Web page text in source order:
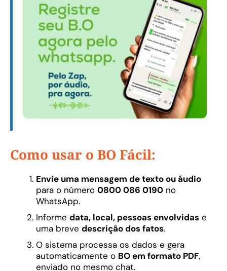
Como usar o BO Fácil:
Envie uma mensagem de texto ou áudio
para o número 0800 086 0190 no
WhatsApp.
Informe data, local, pessoas envolvidas e
uma breve descrição dos fatos.
O sistema processa os dados e gera
automaticamente o BO em formato PDF,
enviado no mesmo chat.